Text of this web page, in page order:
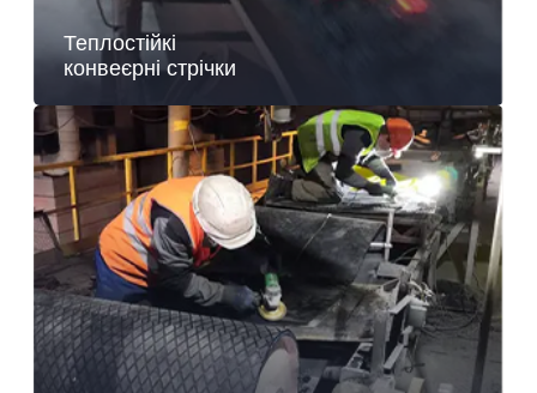
Теплостійкі
конвеєрні стрічки